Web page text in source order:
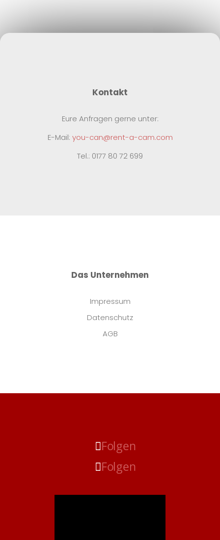
Kontakt
Eure Anfragen gerne unter:
E-Mail: you-can@rent-a-cam.com
Tel.: 0177 80 72 699
Das Unternehmen
Impressum
Datenschutz
AGB
Folgen
Folgen